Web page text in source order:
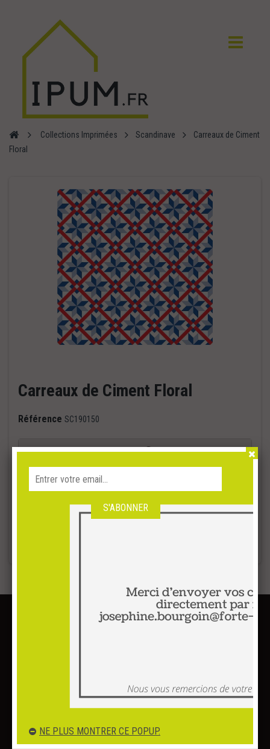
Collections Imprimées Scandinave
Carreaux de Ciment
Floral
Carreaux de Ciment Floral
Référence SC190150
ETAPE 1 : CHOIX DU SUPPORT
Adresse :3, avenue de l'Europe
NE PLUS MONTRER CE POPUP.